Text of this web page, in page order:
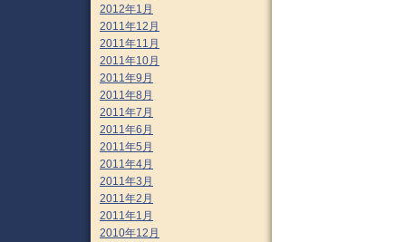
2012年1月
2011年12月
2011年11月
2011年10月
2011年9月
2011年8月
2011年7月
2011年6月
2011年5月
2011年4月
2011年3月
2011年2月
2011年1月
2010年12月